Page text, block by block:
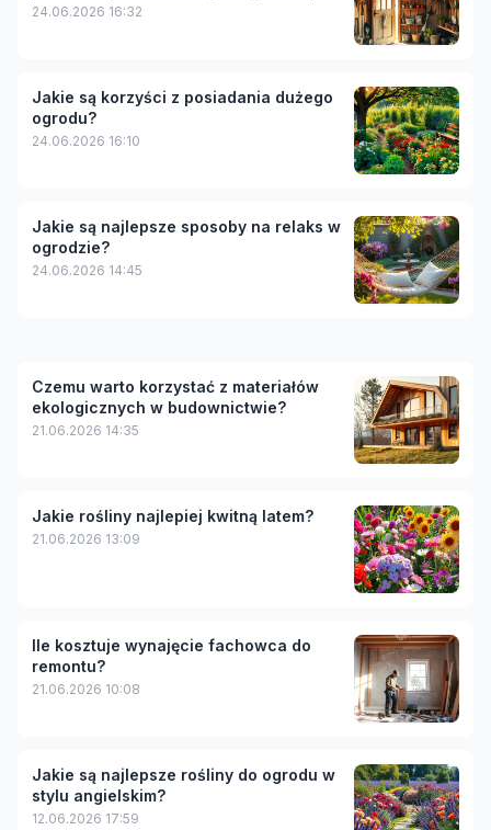
24.06.2026 16:32
Jakie są korzyści z posiadania dużego
ogrodu?
24.06.2026 16:10
Jakie są najlepsze sposoby na relaks w
ogrodzie?
24.06.2026 14:45
Czemu warto korzystać z materiałów
ekologicznych w budownictwie?
21.06.2026 14:35
Jakie rośliny najlepiej kwitną latem?
21.06.2026 13:09
Ile kosztuje wynajęcie fachowca do
remontu?
21.06.2026 10:08
Jakie są najlepsze rośliny do ogrodu w
stylu angielskim?
12.06.2026 17:59